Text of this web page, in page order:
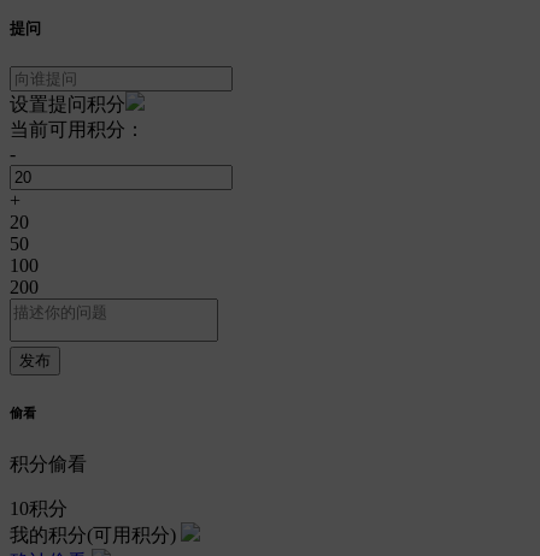
提问
设置提问积分
当前可用积分：
-
+
20
50
100
200
偷看
积分偷看
10积分
我的积分(可用积分)